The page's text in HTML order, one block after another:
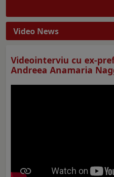
Video News
Videointerviu cu ex-
Andreea Anamaria